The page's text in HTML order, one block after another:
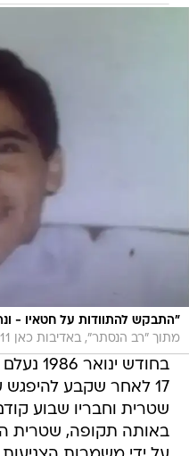
"התבקש להתוודות על חטאיו -
מתוך "רב הנסתר", באדיבות כאן 11
בחודש
17 לאחר שקבע
שטרית וחבריו שבוע
באותה תקופה, שטרית